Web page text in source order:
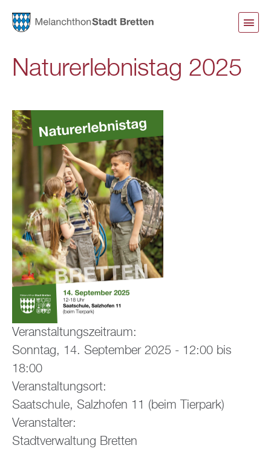
Naturerlebnistag 2025
Veranstaltungszeitraum:
Sonntag, 14. September 2025 - 12:00 bis
18:00
Veranstaltungsort:
Saatschule, Salzhofen 11 (beim Tierpark)
Veranstalter:
Stadtverwaltung Bretten